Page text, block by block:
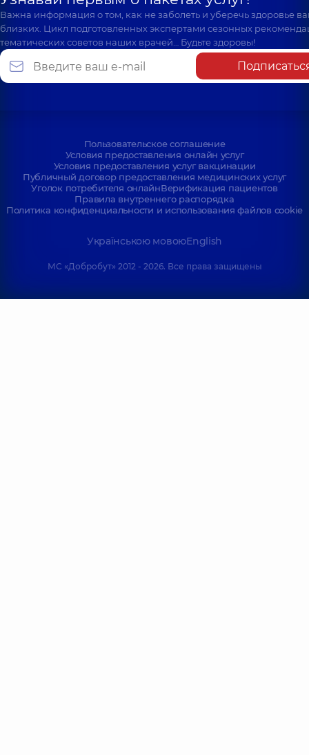
Важна информация о том, как не заболеть и уберечь здоровье
близких. Цикл подготовленных экспертами сезонных
тематических советов наших врачей… Будьте здоровы!
Пользовательское соглашение
Условия предоставления онлайн услуг
Условия предоставления услуг вакцинации
Публичный договор предоставления медицинских услуг
Уголок потребителя онлайнВерификация пациентов
Правила внутреннего распорядка
Политика конфиденциальности и использования файлов cookie
Українською мовоюEnglish
МС «Добробут» 2012 - 2026. Все права защищены